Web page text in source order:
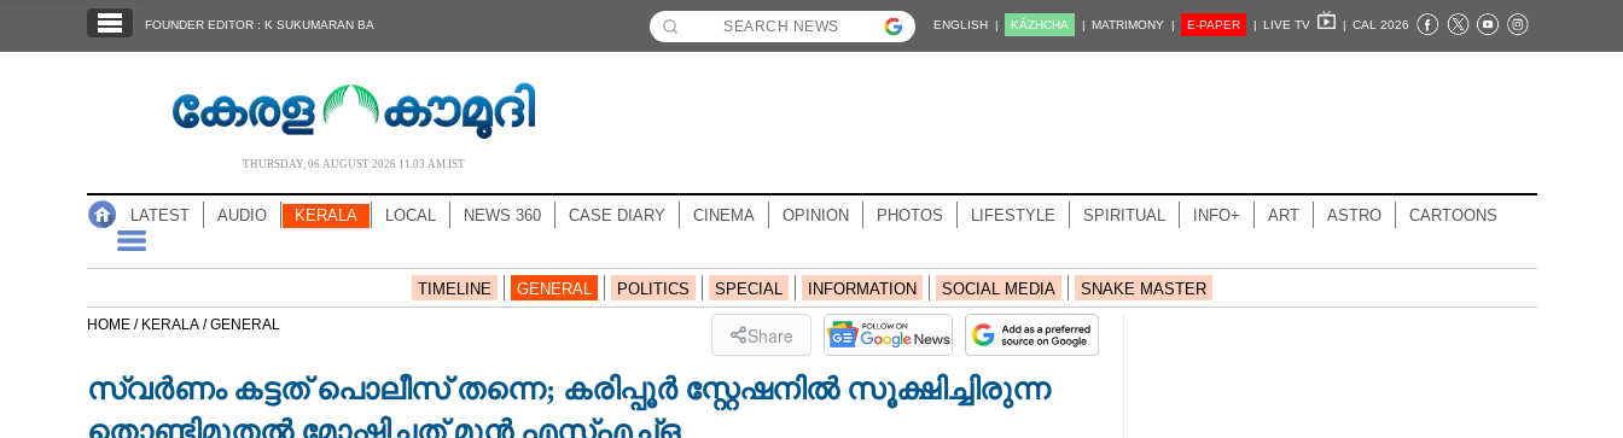
NOTIFIED NEWS
NEWS 360
FOUNDER EDITOR : K SUKUMARAN BA ENGLISH | KĀZHCHA | MATRIMONY | E-PAPER | LIVE TV | CAL 2026
THURSDAY, 06 AUGUST 2026 11.03 AM IST
LATEST AUDIO KERALA LOCAL NEWS 360 CASE DIARY CINEMA OPINION PHOTOS LIFESTYLE SPIRITUAL INFO+ ART ASTRO CARTOONS
TIMELINE GENERAL POLITICS SPECIAL INFORMATION SOCIAL MEDIA SNAKE MASTER
HOME / KERALA /GENERAL Share
സ്വർണം കട്ടത് പൊലീസ് തന്നെ; കരിപ്പൂർ സ്റ്റേഷനിൽ സൂക്ഷിച്ചിരുന്ന
തൊണ്ടിമുതൽ മോഷ്ടിച്ചത് മുൻ എസ്എച്ച്ഒ